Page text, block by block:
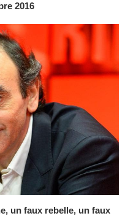
2016
un faux rebelle, un faux